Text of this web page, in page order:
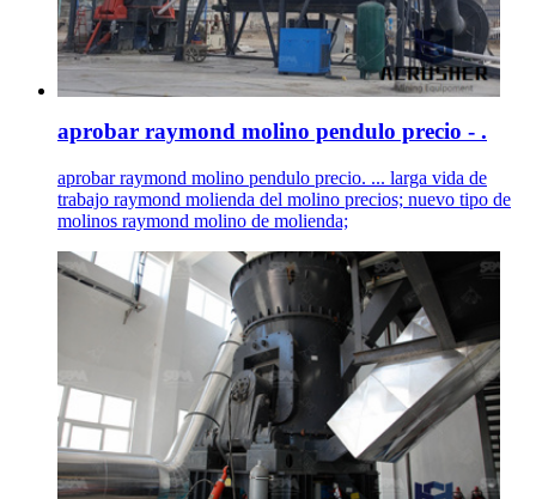
aprobar raymond molino pendulo precio - .
aprobar raymond molino pendulo precio. ... larga vida de
trabajo raymond molienda del molino precios; nuevo tipo de
molinos raymond molino de molienda;